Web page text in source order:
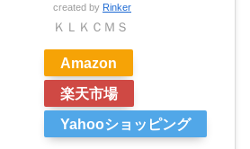
created by Rinker
ＫＬＫＣＭＳ
Amazon
楽天市場
Yahooショッピング